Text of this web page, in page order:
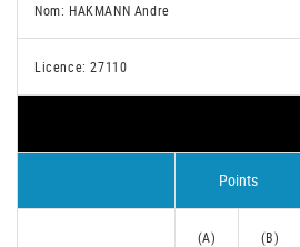
Nom: HAKMANN Andre
Licence: 27110
Points
(A) (B)